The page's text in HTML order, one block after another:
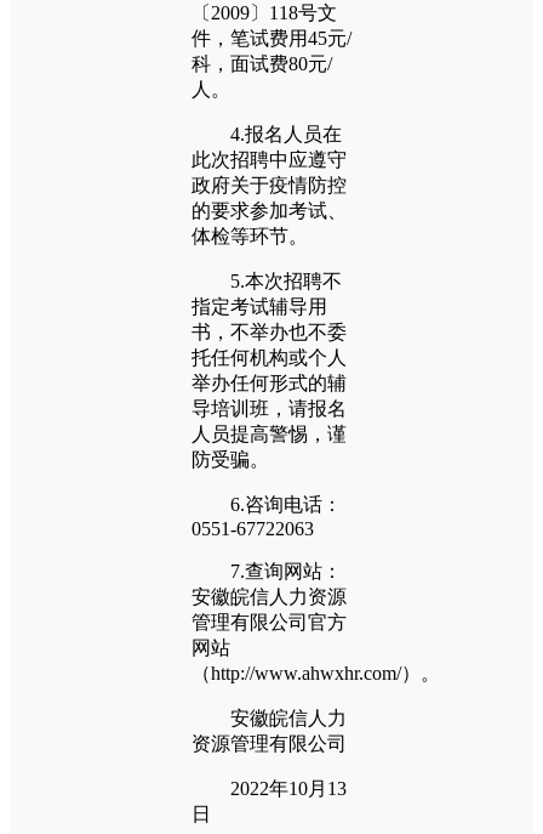
〔2009〕118号文
件，笔试费用45元/
科，面试费80元/
人。
4.报名人员在
此次招聘中应遵守
政府关于疫情防控
的要求参加考试、
体检等环节。
5.本次招聘不
指定考试辅导用
书，不举办也不委
托任何机构或个人
举办任何形式的辅
导培训班，请报名
人员提高警惕，谨
防受骗。
6.咨询电话：
0551-67722063
7.查询网站：
安徽皖信人力资源
管理有限公司官方
网站
（http://www.ahwxhr.com/）。
安徽皖信人力
资源管理有限公司
2022年10月13
日